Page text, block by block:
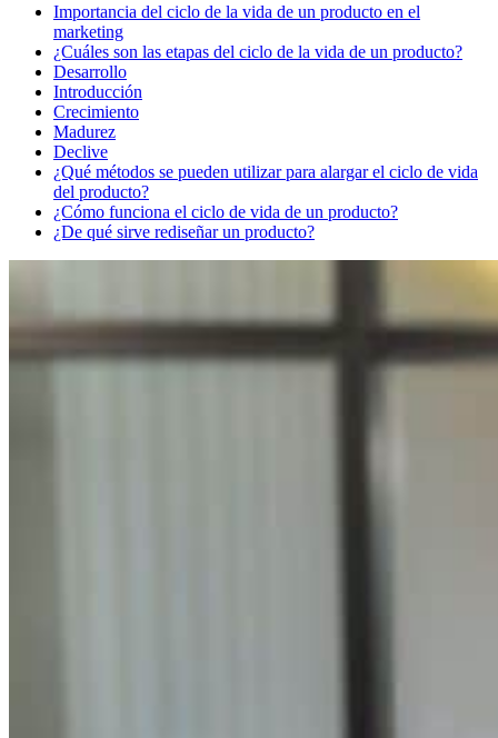
Importancia del ciclo de la vida de un producto en el
marketing
¿Cuáles son las etapas del ciclo de la vida de un producto?
Desarrollo
Introducción
Crecimiento
Madurez
Declive
¿Qué métodos se pueden utilizar para alargar el ciclo de vida
del producto?
¿Cómo funciona el ciclo de vida de un producto?
¿De qué sirve rediseñar un producto?